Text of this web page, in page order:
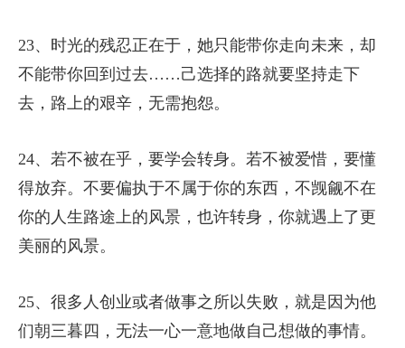
23、时光的残忍正在于，她只能带你走向未来，却
不能带你回到过去……己选择的路就要坚持走下
去，路上的艰辛，无需抱怨。
24、若不被在乎，要学会转身。若不被爱惜，要懂
得放弃。不要偏执于不属于你的东西，不觊觎不在
你的人生路途上的风景，也许转身，你就遇上了更
美丽的风景。
25、很多人创业或者做事之所以失败，就是因为他
们朝三暮四，无法一心一意地做自己想做的事情。